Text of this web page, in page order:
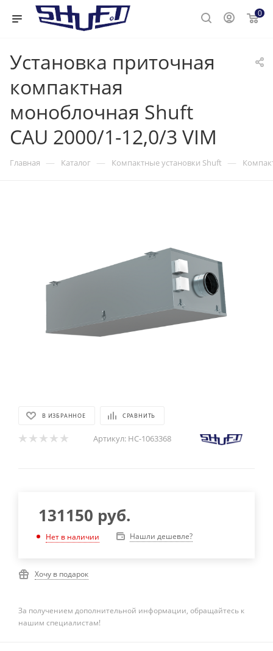
0
Установка приточная
компактная
моноблочная Shuft
CAU 2000/1-12,0/3 VIM
Главная — Каталог — Компактные установки Shuft —
В ИЗБРАННОЕ СРАВНИТЬ
Артикул: НС-1063368
131150 руб.
Нет в наличии Нашли дешевле?
Хочу в подарок
За получением дополнительной информации, обращайтесь к
нашим специалистам!